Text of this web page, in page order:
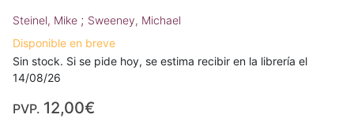
Steinel, Mike ; Sweeney, Michael
Disponible en breve
Sin stock. Si se pide hoy, se estima recibir en la librería el
14/08/26
PVP. 12,00€